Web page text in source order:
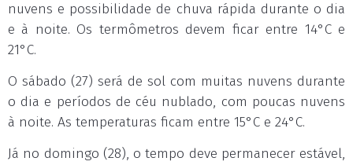
nuvens e possibilidade de chuva rápida durante o dia
e à noite. Os termômetros devem ficar entre 14°C e
21°C.
O sábado (27) será de sol com muitas nuvens durante
o dia e períodos de céu nublado, com poucas nuvens
à noite. As temperaturas ficam entre 15°C e 24°C.
Já no domingo (28), o tempo deve permanecer estável,